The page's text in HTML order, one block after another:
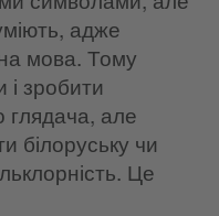
адже
мова. Тому
і зробити
глядача, але
білоруську чи
Це